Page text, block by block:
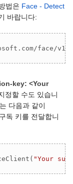
법은 Face - Detect
바랍니다:
face/
key: <Your
정할 수도 있습니
다음과 같이
독 키를 전달합니
"Your